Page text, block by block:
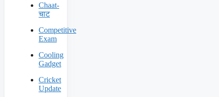
Chaat-
चाट
Competitive
Exam
Cooling
Gadget
Cricket
Update